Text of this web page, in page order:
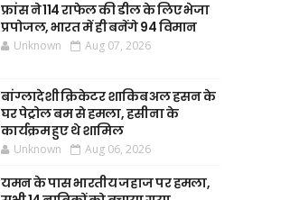
फ्रांस ने 114 राफेल की डील के लिए भेजा
प्रपोजल, भारत में ही बनेंगे 94 विमान
Unknown Aug 07, 2026
बांग्लादेशी क्रिकेटर शाकिब अल हसन के
घर पेट्रोल बम से हमला, हसीना के
कार्यक्रम हुए थे शामिल
Unknown Aug 06, 2026
यमन के पास भारतीय जहाज पर हमला,